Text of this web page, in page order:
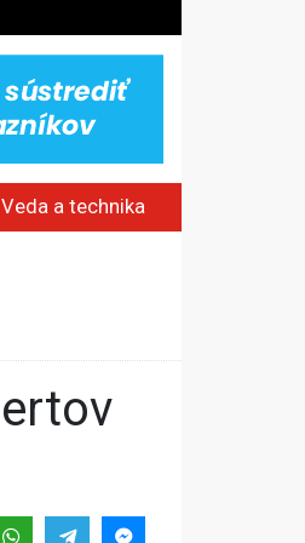
Veda a technika